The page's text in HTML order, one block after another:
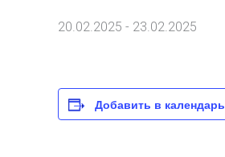
20.02.2025 - 23.02.2025
Добавить в календарь